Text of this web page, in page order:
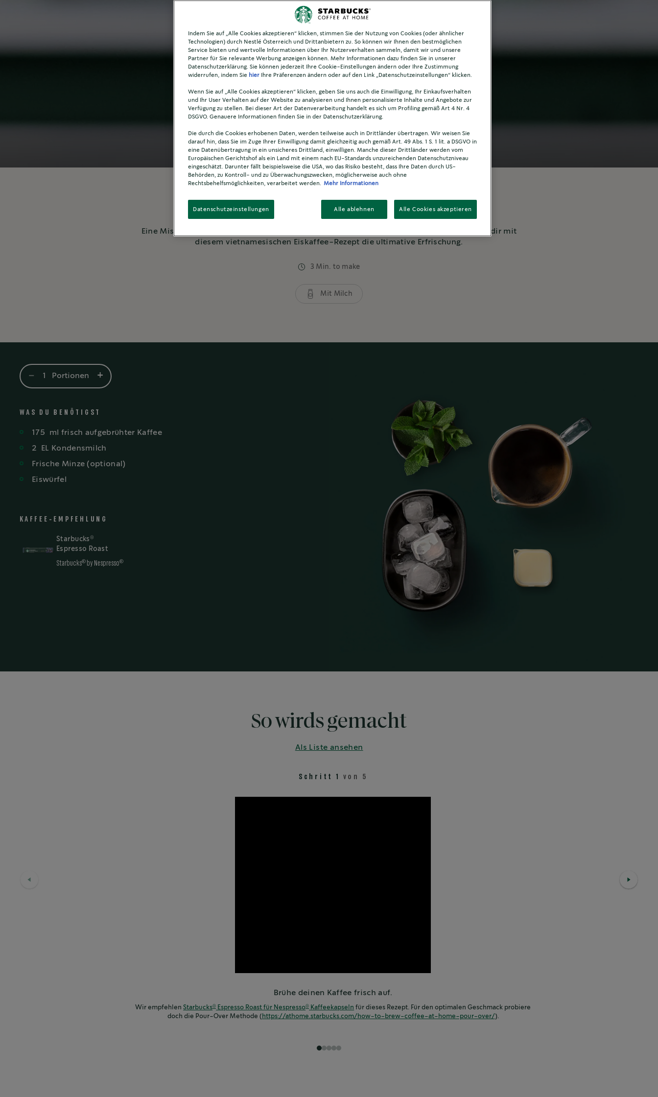
Rezept entdecken
WARUM DU DAS REZEPT LIEBEN WIRST
Eine Mischung aus reichhaltiger Kondensmilch gepaart mit einem Hauch von Minze bringt dir mit
diesem vietnamesischen Eiskaffee-Rezept die ultimative Erfrischung.
3 Min. to make
Mit Milch
- 1 Portionen +
WAS DU BENÖTIGST
175 ml frisch aufgebrühter Kaffee
2 EL Kondensmilch
Frische Minze (optional)
Eiswürfel
KAFFEE-EMPFEHLUNG
Starbucks ®
Espresso Roast
Starbucks® by Nespresso®
So wirds gemacht
Als Liste ansehen
Schritt 1 von 5
Brühe deinen Kaffee frisch auf.
Wir empfehlenStarbucks® Espresso Roast für Nespresso® Kaffeekapseln für dieses Rezept. Für den optimalen Geschmack probiere
doch die Pour-Over Methode ( https://athome.starbucks.com/how-to-brew-coffee-at-home-pour-over/).
1 234
Indem Sie auf „Alle Cookies akzeptieren“ klicken, stimmen Sie der Nutzung von Cookies (oder ähnlicher
Technologien) durch Nestlé Österreich und Drittanbietern zu. So können wir Ihnen den bestmöglichen
Service bieten und wertvolle Informationen über Ihr Nutzerverhalten sammeln, damit wir und unsere
Partner für Sie relevante Werbung anzeigen können. Mehr Informationen dazu finden Sie in unserer
Datenschutzerklärung. Sie können jederzeit Ihre Cookie-Einstellungen ändern oder Ihre Zustimmung
widerrufen, indem Sie hier Ihre Präferenzen ändern oder auf den Link „Datenschutzeinstellungen“ klicken.
Wenn Sie auf „Alle Cookies akzeptieren“ klicken, geben Sie uns auch die Einwilligung, Ihr Einkaufsverhalten
und Ihr User Verhalten auf der Website zu analysieren und Ihnen personalisierte Inhalte und Angebote zur
Verfügung zu stellen. Bei dieser Art der Datenverarbeitung handelt es sich um Profiling gemäß Art 4 Nr. 4
DSGVO. Genauere Informationen finden Sie in der Datenschutzerklärung.
Die durch die Cookies erhobenen Daten, werden teilweise auch in Drittländer übertragen. Wir weisen Sie
darauf hin, dass Sie im Zuge Ihrer Einwilligung damit gleichzeitig auch gemäß Art. 49 Abs. 1 S. 1 lit. a DSGVO in
eine Datenübertragung in ein unsicheres Drittland, einwilligen. Manche dieser Drittländer werden vom
Europäischen Gerichtshof als ein Land mit einem nach EU-Standards unzureichenden Datenschutzniveau
eingeschätzt. Darunter fällt beispielsweise die USA, wo das Risiko besteht, dass Ihre Daten durch US-
Behörden, zu Kontroll- und zu Überwachungszwecken, möglicherweise auch ohne
Rechtsbehelfsmöglichkeiten, verarbeitet werden.
Mehr Informationen
Datenschutzeinstellungen Alle ablehnen Alle Cookies akzeptieren